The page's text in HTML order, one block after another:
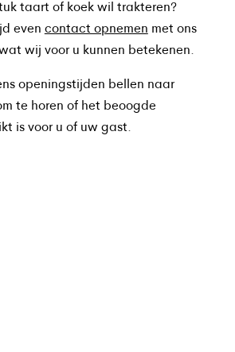
taart of koek wil trakteren?
even contact opnemen met ons
wij voor u kunnen betekenen.
openingstijden bellen naar
te horen of het beoogde
is voor u of uw gast.